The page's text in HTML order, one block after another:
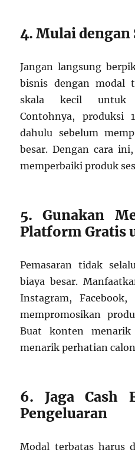
4. Mulai dengan
Jangan langsung
bisnis dengan modal
skala kecil untuk
Contohnya, produksi
dahulu sebelum
besar. Dengan cara
memperbaiki produk
5. Gunakan
Platform Gratis
Pemasaran tidak
biaya besar.
Instagram,
mempromosikan
Buat konten
menarik perhatian
6. Jaga Cash
Pengeluaran
Modal terbatas harus